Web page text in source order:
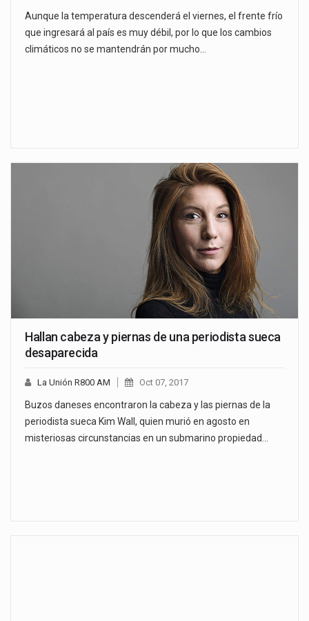
Aunque la temperatura descenderá el viernes, el frente frío
que ingresará al país es muy débil, por lo que los cambios
climáticos no se mantendrán por mucho…
Hallan cabeza y piernas de una periodista sueca
desaparecida
La Unión R800 AM Oct 07, 2017
Buzos daneses encontraron la cabeza y las piernas de la
periodista sueca Kim Wall, quien murió en agosto en
misteriosas circunstancias en un submarino propiedad…